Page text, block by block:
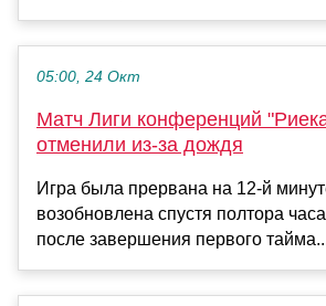
05:00, 24 Окт
Матч Лиги конференций
отменили из-за дождя
Игра была прервана на 12-й
возобновлена спустя полтора
после завершения первого